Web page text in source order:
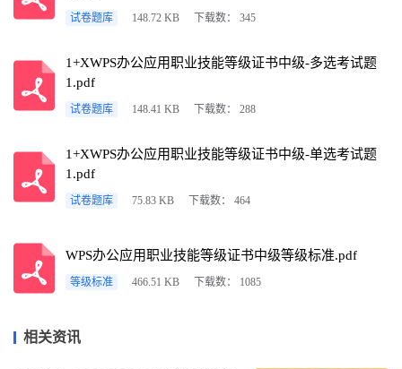
试卷题库 148.72 KB 下载数： 345
1+XWPS办公应用职业技能等级证书中级-多选考试题
1.pdf
试卷题库 148.41 KB 下载数： 288
1+XWPS办公应用职业技能等级证书中级-单选考试题
1.pdf
试卷题库 75.83 KB 下载数： 464
WPS办公应用职业技能等级证书中级等级标准.pdf
等级标准 466.51 KB 下载数： 1085
相关资讯